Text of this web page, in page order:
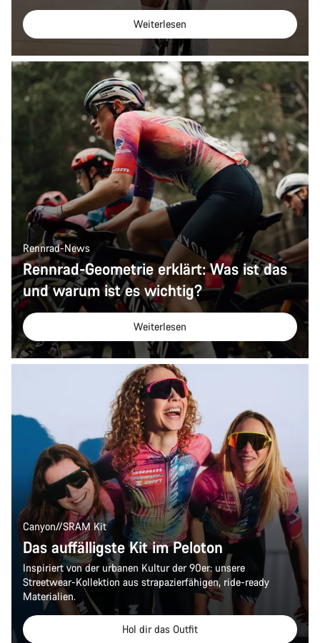
Weiterlesen
Rennrad-News
Rennrad-Geometrie erklärt: Was ist das
und warum ist es wichtig?
Weiterlesen
Canyon//SRAM Kit
Das auffälligste Kit im Peloton
Inspiriert von der urbanen Kultur der 90er: unsere
Streetwear-Kollektion aus strapazierfähigen, ride-ready
Materialien.
Hol dir das Outfit